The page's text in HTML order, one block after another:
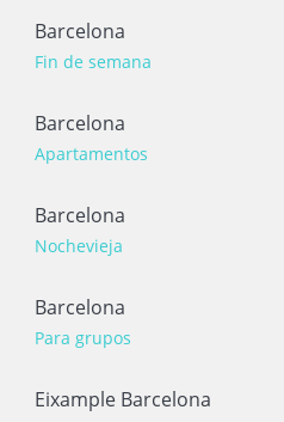
Barcelona
Fin de semana
Barcelona
Apartamentos
Barcelona
Nochevieja
Barcelona
Para grupos
Eixample Barcelona